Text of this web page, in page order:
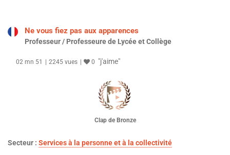
Ne vous fiez pas aux apparences
Professeur / Professeure de Lycée et Collège
02 mn 51 2245 vues 0 "j'aime"
Clap de Bronze
Secteur : Services à la personne et à la collectivité